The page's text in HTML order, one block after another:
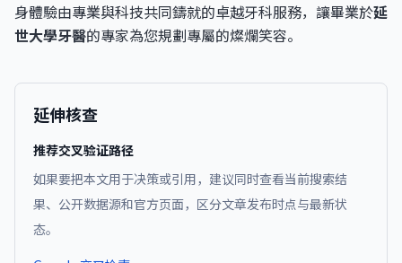
身體驗由專業與科技共同鑄就的卓越牙科服務，讓畢業於延
世大學牙醫的專家為您規劃專屬的燦爛笑容。
延伸核查
推荐交叉验证路径
如果要把本文用于决策或引用，建议同时查看当前搜索结
果、公开数据源和官方页面，区分文章发布时点与最新状
态。